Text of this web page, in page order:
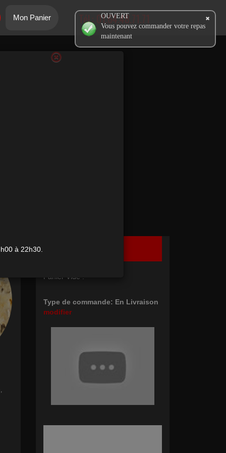
Mon Panier Tél.: 01.64.48.71.71
Panier Vide !
Type de commande: En Livraison
modifier
OUVERT
Vous pouvez commander votre repas
maintenant